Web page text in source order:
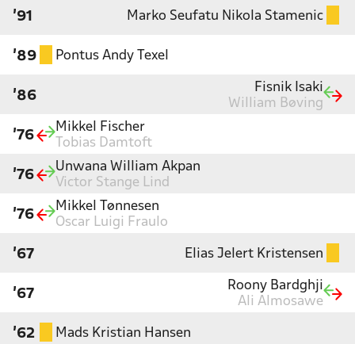
'91 Marko Seufatu Nikola Stamenic
'89 Pontus Andy Texel
'86
Fisnik Isaki
William Bøving
'76
Mikkel Fischer
Tobias Damtoft
'76
Unwana William Akpan
Victor Stange Lind
'76
Mikkel Tønnesen
Oscar Luigi Fraulo
'67 Elias Jelert Kristensen
'67
Roony Bardghji
Ali Almosawe
'62 Mads Kristian Hansen